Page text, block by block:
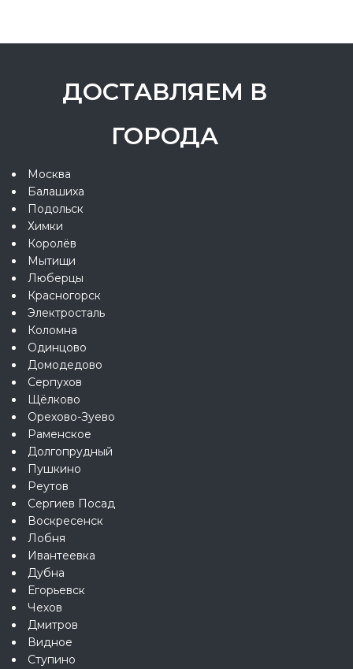
ДОСТАВЛЯЕМ В
ГОРОДА
Москва
Балашиха
Подольск
Химки
Королёв
Мытищи
Люберцы
Красногорск
Электросталь
Коломна
Одинцово
Домодедово
Серпухов
Щёлково
Орехово-Зуево
Раменское
Долгопрудный
Пушкино
Реутов
Сергиев Посад
Воскресенск
Лобня
Ивантеевка
Дубна
Егорьевск
Чехов
Дмитров
Видное
Ступино